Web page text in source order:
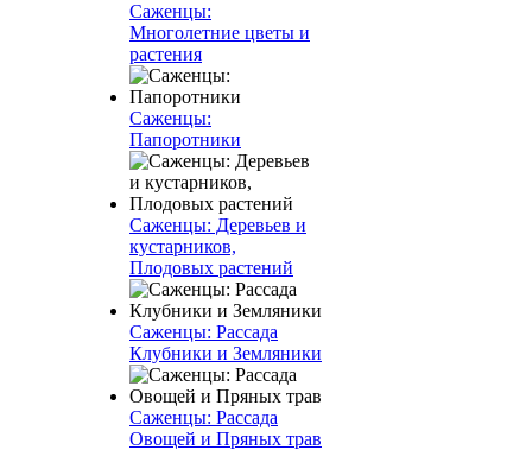
Саженцы:
Многолетние цветы и
растения
Саженцы:
Папоротники
Саженцы: Деревьев и
кустарников,
Плодовых растений
Саженцы: Рассада
Клубники и Земляники
Саженцы: Рассада
Овощей и Пряных трав